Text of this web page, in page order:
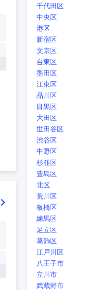
千代田区
中央区
港区
新宿区
文京区
台東区
墨田区
江東区
品川区
目黒区
大田区
世田谷区
渋谷区
中野区
杉並区
豊島区
北区
荒川区
板橋区
練馬区
足立区
葛飾区
江戸川区
八王子市
立川市
武蔵野市